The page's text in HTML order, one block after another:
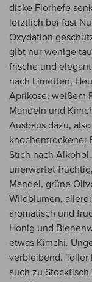
dicke Florhefe
letztlich bei fast
Oxydation
gibt nur wenige
frische und
nach Limetten,
Aprikose, weißem
Mandeln und
Ausbaus dazu,
knochentrockener
Stich nach
unerwartet
Mandel, grüne
Wildblumen,
aromatisch und
Honig und
etwas Kimchi.
verbleibend. Toller
auch zu Stockfisch